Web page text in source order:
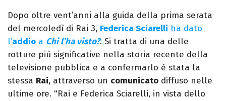
Dopo oltre vent’anni alla guida della prima serata
del mercoledì di Rai 3, Federica Sciarelli ha dato
l’addio a Chi l’ha visto?. Si tratta di una delle
rotture più significative nella storia recente della
televisione pubblica e a confermarlo è stata la
stessa Rai, attraverso un comunicato diffuso nelle
ultime ore. "Rai e Federica Sciarelli, in vista dello